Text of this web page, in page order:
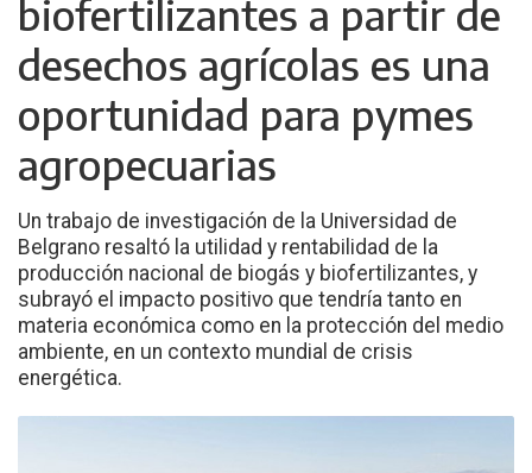
biofertilizantes a partir de
desechos agrícolas es una
oportunidad para pymes
agropecuarias
Un trabajo de investigación de la Universidad de
Belgrano resaltó la utilidad y rentabilidad de la
producción nacional de biogás y biofertilizantes, y
subrayó el impacto positivo que tendría tanto en
materia económica como en la protección del medio
ambiente, en un contexto mundial de crisis
energética.